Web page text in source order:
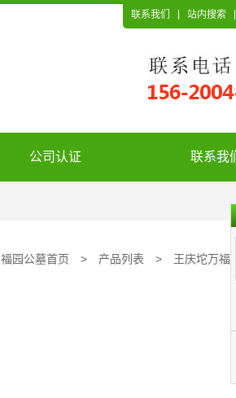
联系我们 站内搜索
公司认证 联系我们
园公墓首页 > 产品列表 > 王庆坨万福